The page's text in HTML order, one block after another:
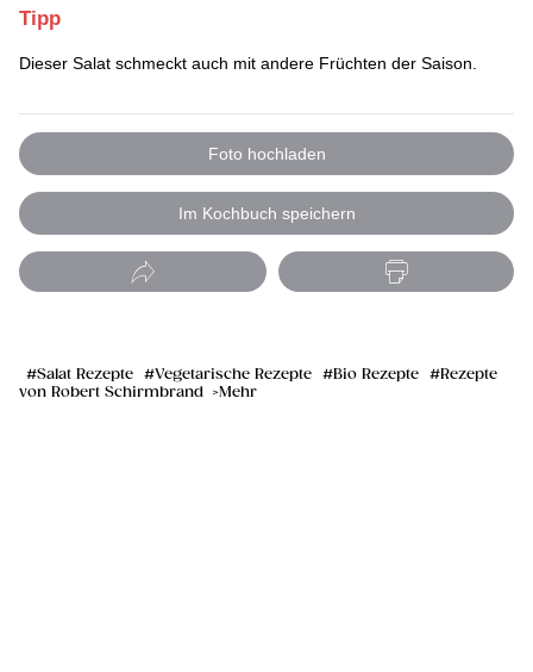
Tipp
Dieser Salat schmeckt auch mit andere Früchten der Saison.
Foto hochladen
Im Kochbuch speichern
Salat Rezepte Vegetarische Rezepte Bio Rezepte
Rezepte
von Robert Schirmbrand
Mehr